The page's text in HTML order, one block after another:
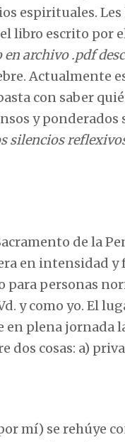
espirituales.
libro escrito por
archivo .pdf
Actualmente
con saber
y ponderados
silencios
de la
en intensidad y
para personas
y como yo. El
en plena jornada
dos cosas: a)
mí) se rehúye